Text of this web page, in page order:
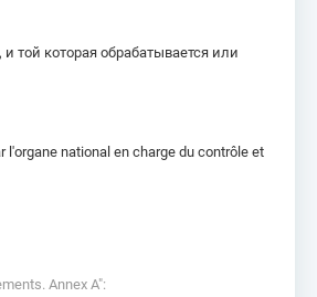
той которая обрабатывается или
national en charge du contrôle et
Annex A":